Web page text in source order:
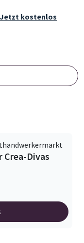
Jetzt kostenlos
Divas